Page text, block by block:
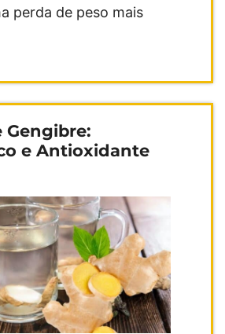
perda de peso mais
Gengibre:
e Antioxidante